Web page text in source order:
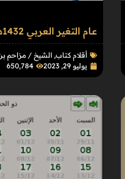
عـام التغير العربي 1432هـ
أقلام كتاب, الشيخ / مزاحم
يوليو 29, 2023
650٬784